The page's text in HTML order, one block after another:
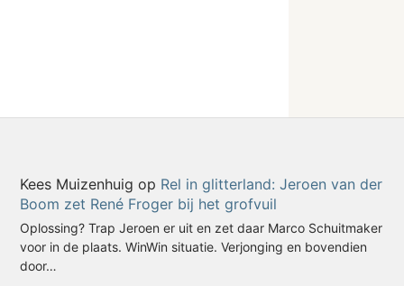
Kees Muizenhuig op Rel in glitterland: Jeroen van der
Boom zet René Froger bij het grofvuil
Oplossing? Trap Jeroen er uit en zet daar Marco Schuitmaker
voor in de plaats. WinWin situatie. Verjonging en bovendien
door…